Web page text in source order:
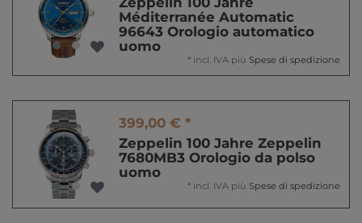
Méditerranée Automatic
96643 Orologio automatico
uomo
* incl. IVA più Spese di spedizione
399,00 € *
Zeppelin 100 Jahre Zeppelin
7680MB3 Orologio da polso
uomo
* incl. IVA più Spese di spedizione